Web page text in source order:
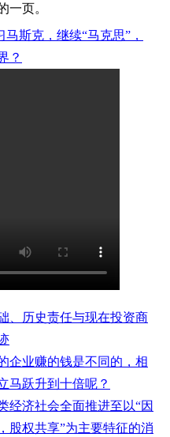
一页。
斯克，继续“马克思”，
？
、历史责任与现在投资商
企业赚的钱是不同的，相
马跃升到十倍呢？
经济社会全面推进至以“因
股权共享”为主要特征的消